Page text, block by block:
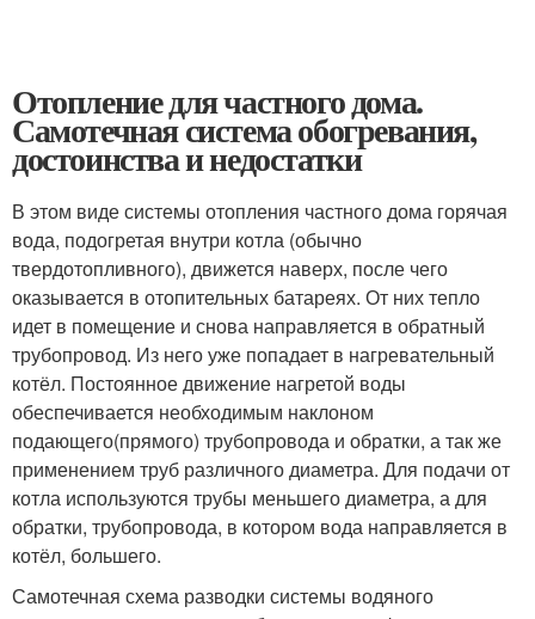
Отопление для частного дома.
Самотечная система обогревания,
достоинства и недостатки
В этом виде системы отопления частного дома горячая
вода, подогретая внутри котла (обычно
твердотопливного), движется наверх, после чего
оказывается в отопительных батареях. От них тепло
идет в помещение и снова направляется в обратный
трубопровод. Из него уже попадает в нагревательный
котёл. Постоянное движение нагретой воды
обеспечивается необходимым наклоном
подающего(прямого) трубопровода и обратки, а так же
применением труб различного диаметра. Для подачи от
котла используются трубы меньшего диаметра, а для
обратки, трубопровода, в котором вода направляется в
котёл, большего.
Самотечная схема разводки системы водяного